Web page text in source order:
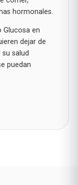
hormonales.
Glucosa en
dejar de
salud
puedan